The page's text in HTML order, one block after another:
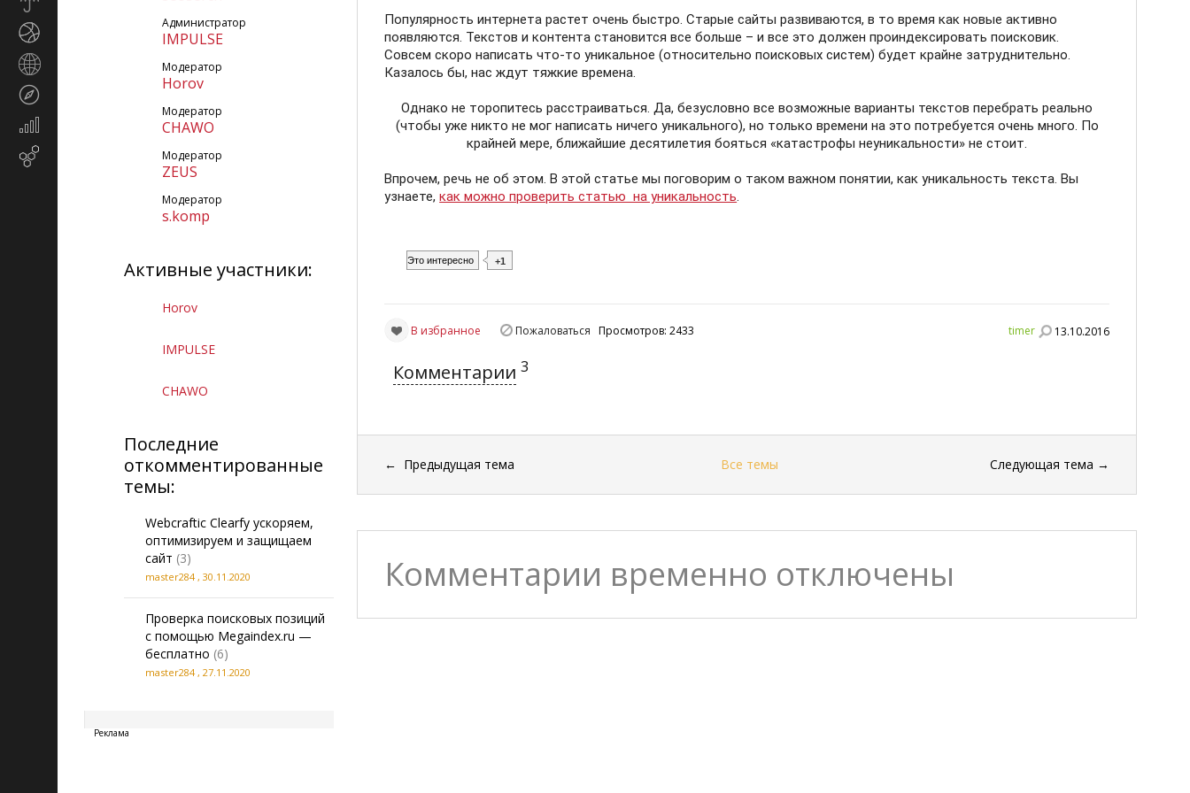
Администратор
IMPULSE
Модератор
Horov
Модератор
CHAWO
Модератор
ZEUS
Модератор
s.komp
Активные участники:
Horov
IMPULSE
CHAWO
Последние
откомментированные
темы:
Webcraftic Clearfy ускоряем,
оптимизируем и защищаем
сайт (3)
master284, 30.11.2020
Проверка поисковых позиций
с помощью Megaindex.ru —
бесплатно (6)
master284, 27.11.2020
Реклама
Популярность интернета растет очень быстро. Старые сайты развиваются, в то время как новые активно
появляются. Текстов и контента становится все больше – и все это должен проиндексировать поисковик.
Совсем скоро написать что-то уникальное (относительно поисковых систем) будет крайне затруднительно.
Казалось бы, нас ждут тяжкие времена.
Однако не торопитесь расстраиваться. Да, безусловно все возможные варианты текстов перебрать реально
(чтобы уже никто не мог написать ничего уникального), но только времени на это потребуется очень много. По
крайней мере, ближайшие десятилетия бояться «катастрофы неуникальности» не стоит.
Впрочем, речь не об этом. В этой статье мы поговорим о таком важном понятии, как уникальность текста. Вы
узнаете,как можно проверить статью на уникальность.
Это интересно +1
timer 13.10.2016
В избранное Пожаловаться Просмотров: 2433
Комментарии 3
← Предыдущая тема Все темы Следующая тема →
Комментарии временно отключены